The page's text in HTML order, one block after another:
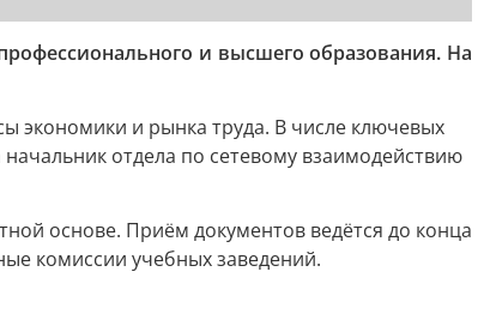
и высшего образования. На
экономики и рынка труда. В числе ключевых
отдела по сетевому взаимодействию
основе. Приём документов ведётся до конца
комиссии учебных заведений.